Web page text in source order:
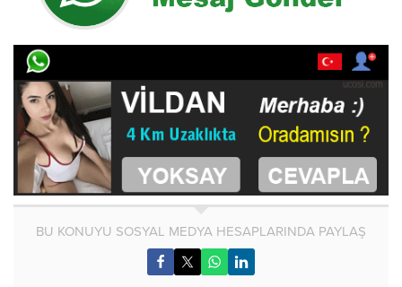
BU KONUYU SOSYAL MEDYA HESAPLARINDA PAYLAŞ